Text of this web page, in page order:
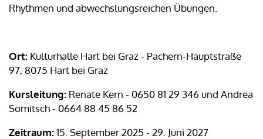
Rhythmen und abwechslungsreichen Übungen.
Ort: Kulturhalle Hart bei Graz - Pachern-Hauptstraße
97, 8075 Hart bei Graz
Kursleitung: Renate Kern - 0650 81 29 346 und Andrea
Somitsch - 0664 88 45 86 52
Zeitraum: 15. September 2025 - 29. Juni 2027